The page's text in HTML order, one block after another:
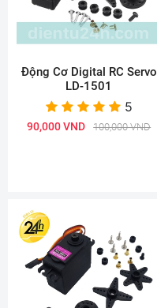
Động Cơ Digital RC Servo
LD-1501
5
90,000 VND 100,000 VND